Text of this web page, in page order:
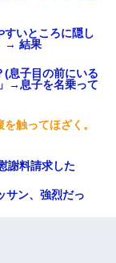
すいところに隠し
→ 結果
(息子目の前にいる
→息子を名乗って
触ってほざく。
謝料請求した
サン、強烈だっ